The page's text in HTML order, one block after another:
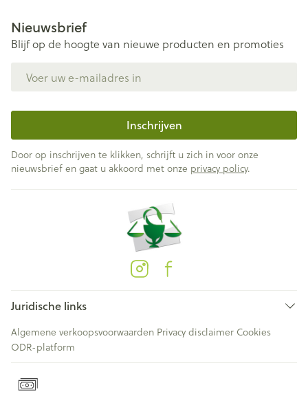
Nieuwsbrief
Blijf op de hoogte van nieuwe producten en promoties
Inschrijven
Door op inschrijven te klikken, schrijft u zich in voor onze
nieuwsbrief en gaat u akkoord met onze privacy policy.
Juridische links
Algemene verkoopsvoorwaarden Privacy disclaimer Cookies
ODR-platform